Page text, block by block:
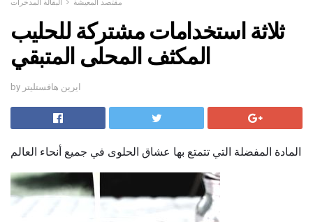
مقتصد المعيشة البقالة المدخرات
ثلاثة استخدامات مشتركة للحليب
المكثف المحلى المتبقي
by ايرين هافستليتر
المادة المفضلة التي تتمتع بها عشاق الحلوى في جميع أنحاء العالم